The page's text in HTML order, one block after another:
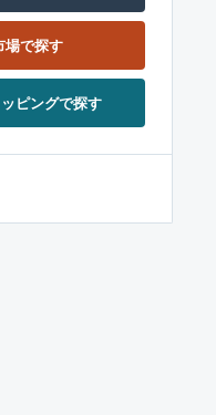
場で探す
ピングで探す